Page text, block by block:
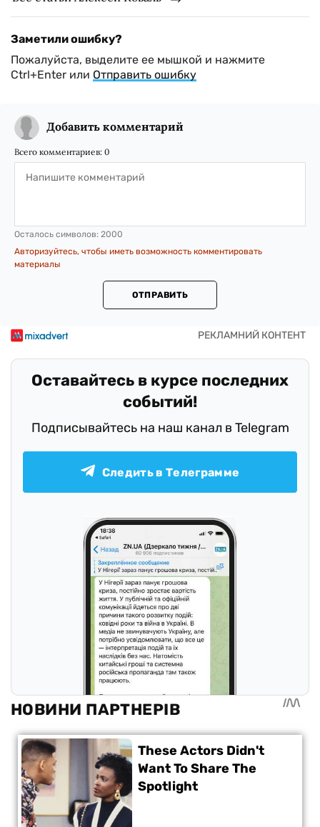
Заметили ошибку?
Пожалуйста, выделите ее мышкой и нажмите
Ctrl+Enter или Отправить ошибку
Добавить комментарий
Всего комментариев: 0
Осталось символов: 2000
Авторизуйтесь, чтобы иметь возможность комментировать
материалы
ОТПРАВИТЬ
Оставайтесь в курсе последних
событий!
Подписывайтесь на наш канал в Telegram
Следить в Телеграмме